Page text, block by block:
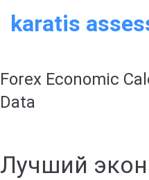
karatis
Forex Economic
Data
Лучший